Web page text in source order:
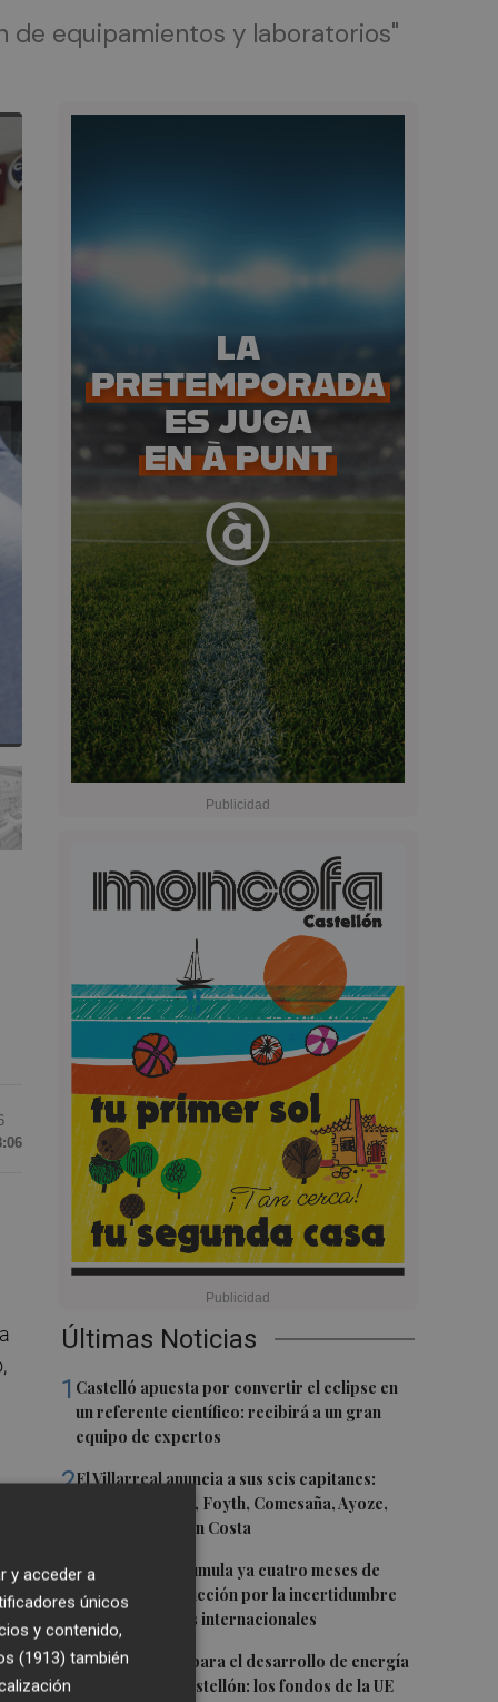
de equipamientos y laboratorios"
Últimas Noticias
1 Castelló apuesta por convertir el eclipse en
un referente científico: recibirá a un gran
equipo de expertos
2El Villarreal anuncia a sus seis capitanes:
Gerard Moreno, Foyth, Comesaña, Ayoze,
Cardona y Logan Costa
3La cerámica acumula ya cuatro meses de
caídas de producción por la incertidumbre
en los mercados internacionales
4Otra inyección para el desarrollo de energía
renovable en Castellón: los fondos de la UE
y acceder a
únicos
y contenido,
(1913) también